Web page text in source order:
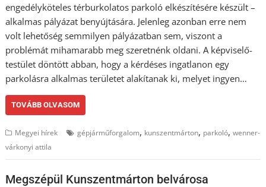
engedélyköteles térburkolatos parkoló elkészítésére készült –
alkalmas pályázat benyújtására. Jelenleg azonban erre nem
volt lehetőség semmilyen pályázatban sem, viszont a
problémát mihamarabb meg szeretnénk oldani. A képviselő-
testület döntött abban, hogy a kérdéses ingatlanon egy
parkolásra alkalmas területet alakítanak ki, melyet ingyen…
TOVÁBB OLVASOM
Megyei hírek gépjárműforgalom, kunszentmárton, parkoló,wenner-
várkonyi attila
Megszépül Kunszentmárton belvárosa